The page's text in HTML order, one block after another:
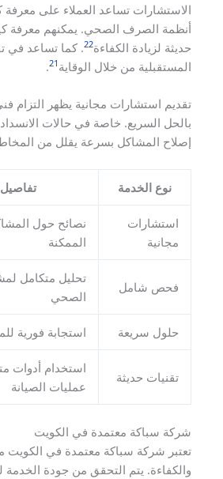
الاستشارات تساعد العملاء على
أنظمة الصرف الصحي. يمكنهم معرفة
حديثة لزيادة الكفاءة22. كما تساعد في
المستقبلية من خلال الوقاية 21
.
تقديم استشارات مجانية يظهر التزام
بالحل السريع. خاصة في حالات
إصلاح المشاكل بسرعة يقلل من
نوع الخدمة
استشارات
مجانية
نصائح حول
الممكنة
فحص شامل
تحليل متكامل
الصحي
حلول سريعة استجابة فورية
تقنيات حديثة
استخدام أدوات
عمليات الصيانة
شركة سباكة معتمدة في الكويت
تعتبر شركة سباكة معتمدة في الكويت
والكفاءة. يتم التحقق من جودة